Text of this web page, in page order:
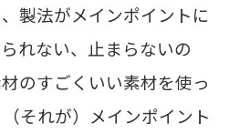
製法がメインポイントに
れない、止まらないの
のすごくいい素材を使っ
それが）メインポイント